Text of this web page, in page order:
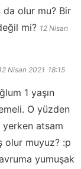
da olur mu? Bir
mi? 12 Nisan
Nisan 2021 18:15
1 yaşın
O yüzden
atsam
olur muyuz? :p
yumuşak